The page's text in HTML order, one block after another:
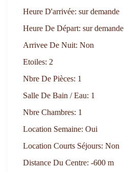
Heure D'arrivée: sur demande
Heure De Départ: sur demande
Arrivee De Nuit: Non
Etoiles: 2
Nbre De Pièces: 1
Salle De Bain / Eau: 1
Nbre Chambres: 1
Location Semaine: Oui
Location Courts Séjours: Non
Distance Du Centre: -600 m